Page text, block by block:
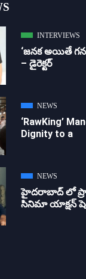
INTERVIEWS
‘జ‌న‌క అయితే
– డైరెక్ట‌ర్
NEWS
‘RawKing’
Dignity to a
NEWS
హైదరాబాద్ లో
సినిమా యాక్షన్